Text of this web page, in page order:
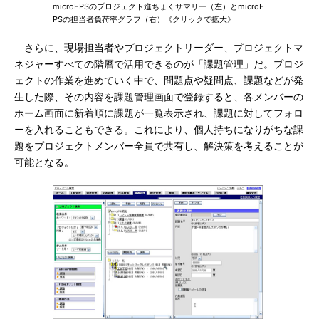
microEPSのプロジェクト進ちょくサマリー（左）とmicroE
PSの担当者負荷率グラフ（右）《クリックで拡大》
さらに、現場担当者やプロジェクトリーダー、プロジェクトマ
ネジャーすべての階層で活用できるのが「課題管理」だ。プロジ
ェクトの作業を進めていく中で、問題点や疑問点、課題などが発
生した際、その内容を課題管理画面で登録すると、各メンバーの
ホーム画面に新着順に課題が一覧表示され、課題に対してフォロ
ーを入れることもできる。これにより、個人持ちになりがちな課
題をプロジェクトメンバー全員で共有し、解決策を考えることが
可能となる。